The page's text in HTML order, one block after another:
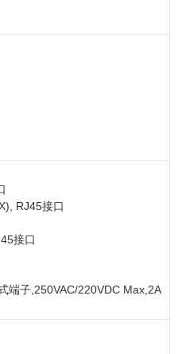
RJ45接口
接口
端子,250VAC/220VDC Max,2A